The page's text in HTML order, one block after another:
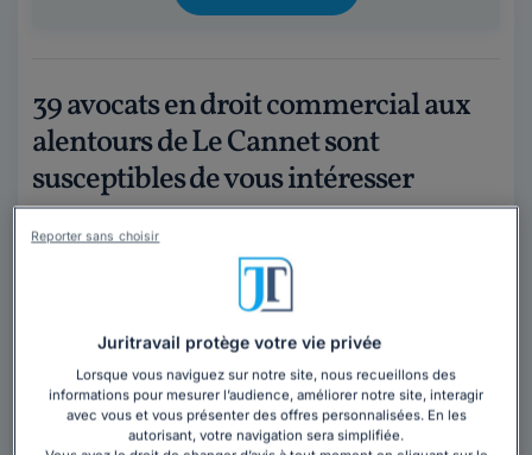
39 avocats en droit commercial aux
alentours de Le Cannet sont
susceptibles de vous intéresser
Maître Jean Michel D'ASTE/ AGL
AVOCATS
Juritravail protège votre vie privée
Lorsque vous naviguez sur notre site, nous recueillons des
informations pour mesurer l’audience, améliorer notre site, interagir
avec vous et vous présenter des offres personnalisées. En les
autorisant, votre navigation sera simplifiée.
Reporter sans choisir